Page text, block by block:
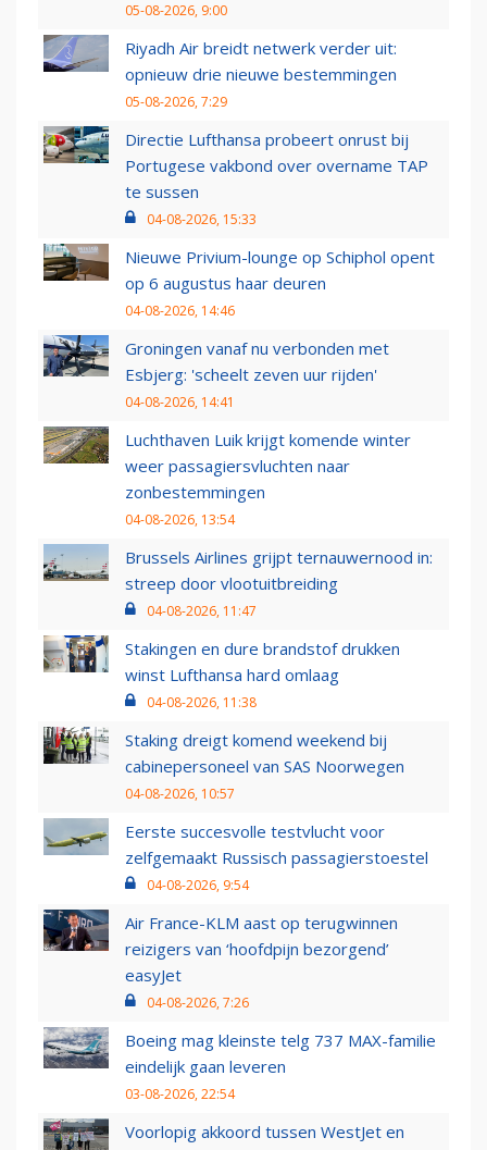
05-08-2026, 9:00
Riyadh Air breidt netwerk verder uit:
opnieuw drie nieuwe bestemmingen
05-08-2026, 7:29
Directie Lufthansa probeert onrust bij
Portugese vakbond over overname TAP
te sussen
04-08-2026, 15:33
Nieuwe Privium-lounge op Schiphol opent
op 6 augustus haar deuren
04-08-2026, 14:46
Groningen vanaf nu verbonden met
Esbjerg: 'scheelt zeven uur rijden'
04-08-2026, 14:41
Luchthaven Luik krijgt komende winter
weer passagiersvluchten naar
zonbestemmingen
04-08-2026, 13:54
Brussels Airlines grijpt ternauwernood in:
streep door vlootuitbreiding
04-08-2026, 11:47
Stakingen en dure brandstof drukken
winst Lufthansa hard omlaag
04-08-2026, 11:38
Staking dreigt komend weekend bij
cabinepersoneel van SAS Noorwegen
04-08-2026, 10:57
Eerste succesvolle testvlucht voor
zelfgemaakt Russisch passagierstoestel
04-08-2026, 9:54
Air France-KLM aast op terugwinnen
reizigers van ‘hoofdpijn bezorgend’
easyJet
04-08-2026, 7:26
Boeing mag kleinste telg 737 MAX-familie
eindelijk gaan leveren
03-08-2026, 22:54
Voorlopig akkoord tussen WestJet en